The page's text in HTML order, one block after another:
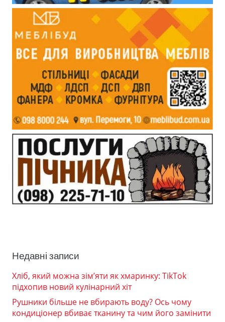
Недавні записи
Хліб, який можна зім’яти як хмаринку: TikTok
підхопив новий кулінарний хіт
Рушники більше не вбирають воду? Ось чому
кондиціонер вбиває тканину та чим його замінити